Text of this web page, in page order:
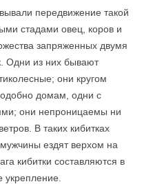
передвижение такой
стадами овец, коров и
запряженных двумя
Одни из них бывают
они кругом
домам, одни с
они непроницаемы ни
В таких кибитках
ездят верхом на
кибитки составляются в
укрепление.